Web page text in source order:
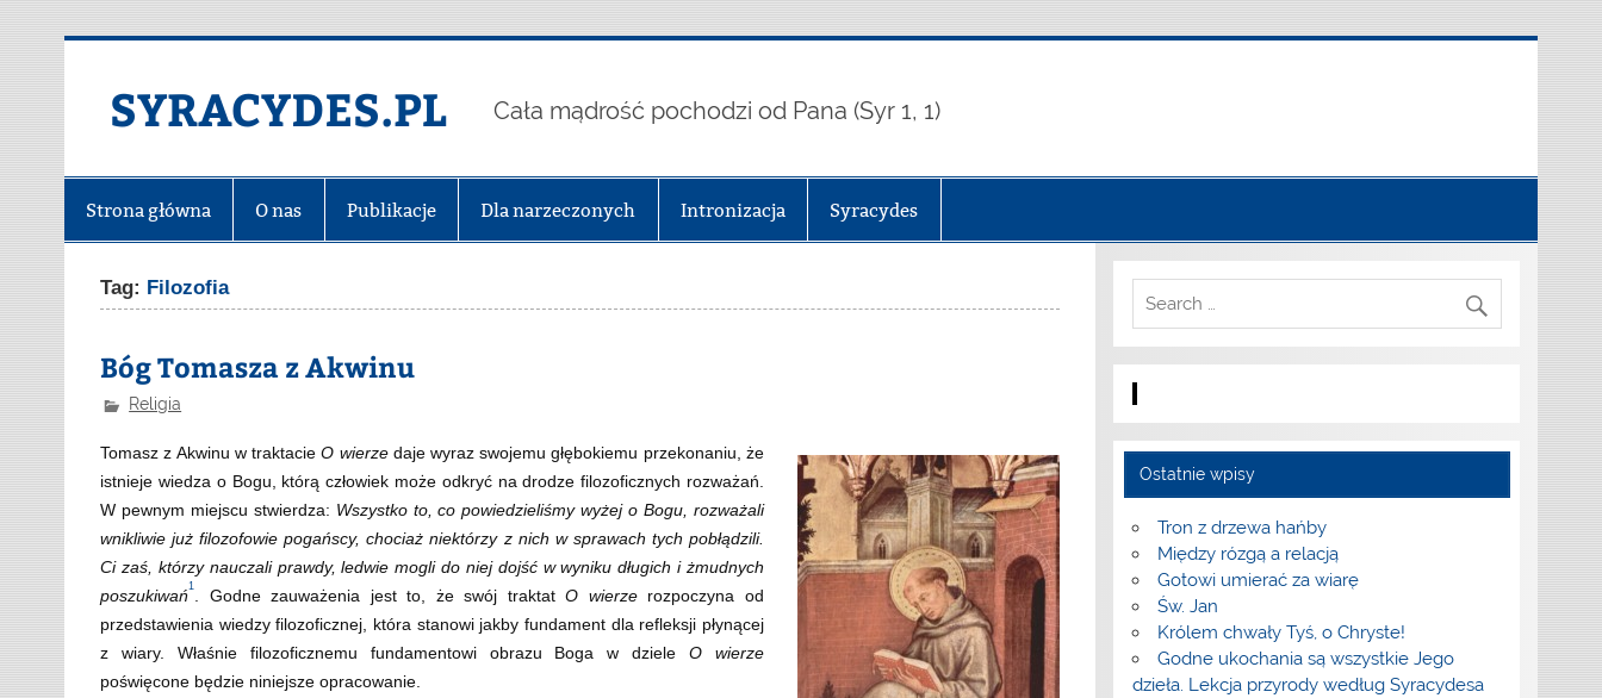
SYRACYDES.PL Cała mądrość pochodzi od Pana (Syr 1, 1)
Strona główna O nas Publikacje Dla narzeczonych Intronizacja Syracydes
Tag: Filozofia
Bóg Tomasza z Akwinu
Religia
Tomasz z Akwinu w traktacieO wierzedaje wyraz swojemu głębokiemu przekonaniu, że
istnieje wiedza o Bogu, którą człowiek może odkryć na drodze filozoficznych rozważań.
W pewnym miejscu stwierdza: Wszystko to, co powiedzieliśmy wyżej o Bogu, rozważali
wnikliwie już filozofowie pogańscy, chociaż niektórzy z nich w sprawach tych pobłądzili.
Ci zaś, którzy nauczali prawdy, ledwie mogli do niej dojść w wyniku długich i żmudnych
poszukiwań
1
. Godne zauważenia jest to, że swój traktatO wierzerozpoczyna od
przedstawienia wiedzy filozoficznej, która stanowi jakby fundament dla refleksji płynącej
z wiary. Właśnie filozoficznemu fundamentowi obrazu Boga w dzieleO wierze
poświęcone będzie niniejsze opracowanie.
Ostatnie wpisy
Tron z drzewa hańby
Między rózgą a relacją
Gotowi umierać za wiarę
Św. Jan
Królem chwały Tyś, o Chryste!
Godne ukochania są wszystkie Jego
dzieła. Lekcja przyrody według Syracydesa